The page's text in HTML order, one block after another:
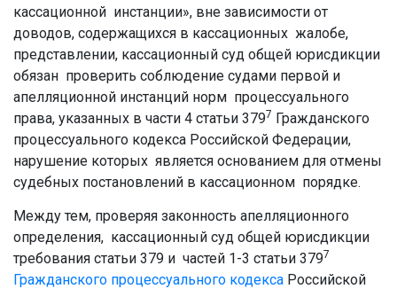
кассационной инстанции», вне зависимости от
доводов, содержащихся в кассационных жалобе,
представлении, кассационный суд общей юрисдикции
обязан проверить соблюдение судами первой и
апелляционной инстанций норм процессуального
права, указанных в части 4 статьи 3797 Гражданского
процессуального кодекса Российской Федерации,
нарушение которых является основанием для отмены
судебных постановлений в кассационном порядке.
Между тем, проверяя законность апелляционного
определения, кассационный суд общей юрисдикции
требования статьи 379 и частей 1-3 статьи 3797
Гражданского процессуального кодекса Российской